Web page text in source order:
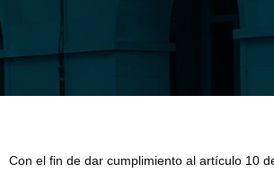
Con el fin de dar cumplimiento al artículo 10